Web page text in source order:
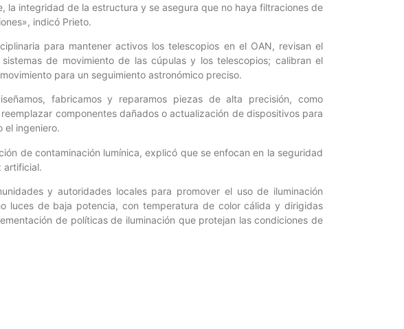
la integridad de la estructura y se asegura que no haya filtraciones de
indicó Prieto.
para mantener activos los telescopios en el OAN, revisan el
de movimiento de las cúpulas y los telescopios; calibran el
para un seguimiento astronómico preciso.
fabricamos y reparamos piezas de alta precisión, como
componentes dañados o actualización de dispositivos para
el ingeniero.
de contaminación lumínica, explicó que se enfocan en la seguridad
artificial.
y autoridades locales para promover el uso de iluminación
luces de baja potencia, con temperatura de color cálida y dirigidas
de políticas de iluminación que protejan las condiciones de